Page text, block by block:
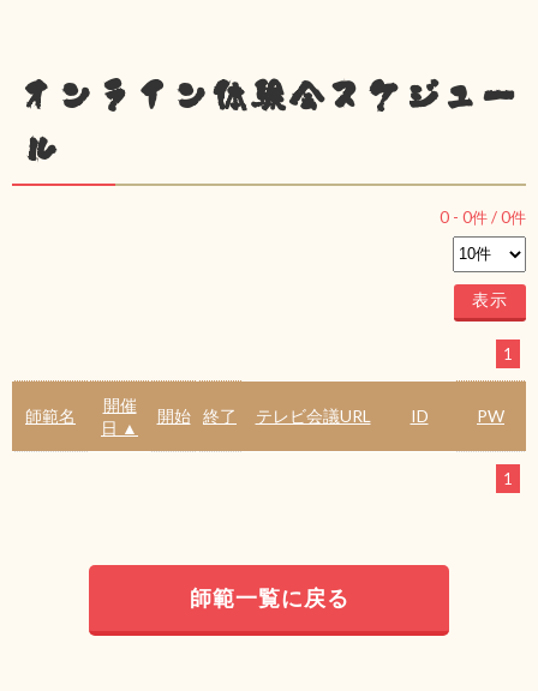
オンライン体験会スケジュー
ル
0 - 0件 /0件
1
師範名
開催
日 ▲
開始 終了 テレビ会議URL ID PW
1
師範一覧に戻る